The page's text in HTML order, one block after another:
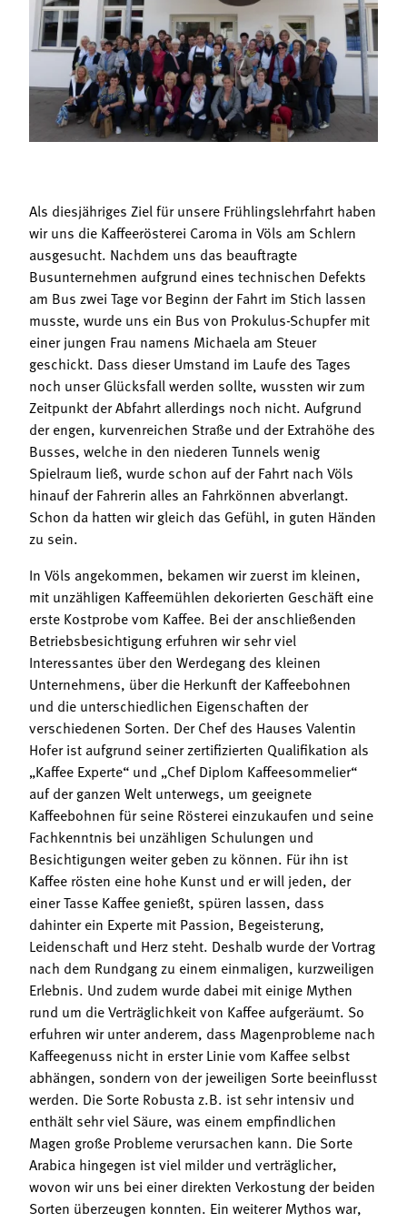
Mitgliedschaft
Landessekretariat
Bäuerliche Buffets
Hofgeschichten
Als diesjähriges Ziel für unsere Frühlingslehrfahrt haben
wir uns die Kaffeerösterei Caroma in Völs am Schlern
ausgesucht. Nachdem uns das beauftragte
Busunternehmen aufgrund eines technischen Defekts
am Bus zwei Tage vor Beginn der Fahrt im Stich lassen
musste, wurde uns ein Bus von Prokulus-Schupfer mit
einer jungen Frau namens Michaela am Steuer
geschickt. Dass dieser Umstand im Laufe des Tages
noch unser Glücksfall werden sollte, wussten wir zum
Zeitpunkt der Abfahrt allerdings noch nicht. Aufgrund
der engen, kurvenreichen Straße und der Extrahöhe des
Busses, welche in den niederen Tunnels wenig
Spielraum ließ, wurde schon auf der Fahrt nach Völs
hinauf der Fahrerin alles an Fahrkönnen abverlangt.
Schon da hatten wir gleich das Gefühl, in guten Händen
zu sein.
In Völs angekommen, bekamen wir zuerst im kleinen,
mit unzähligen Kaffeemühlen dekorierten Geschäft eine
erste Kostprobe vom Kaffee. Bei der anschließenden
Betriebsbesichtigung erfuhren wir sehr viel
Interessantes über den Werdegang des kleinen
Unternehmens, über die Herkunft der Kaffeebohnen
und die unterschiedlichen Eigenschaften der
verschiedenen Sorten. Der Chef des Hauses Valentin
Hofer ist aufgrund seiner zertifizierten Qualifikation als
„Kaffee Experte“ und „Chef Diplom Kaffeesommelier“
auf der ganzen Welt unterwegs, um geeignete
Kaffeebohnen für seine Rösterei einzukaufen und seine
Fachkenntnis bei unzähligen Schulungen und
Besichtigungen weiter geben zu können. Für ihn ist
Kaffee rösten eine hohe Kunst und er will jeden, der
einer Tasse Kaffee genießt, spüren lassen, dass
dahinter ein Experte mit Passion, Begeisterung,
Leidenschaft und Herz steht. Deshalb wurde der Vortrag
nach dem Rundgang zu einem einmaligen, kurzweiligen
Erlebnis. Und zudem wurde dabei mit einige Mythen
rund um die Verträglichkeit von Kaffee aufgeräumt. So
erfuhren wir unter anderem, dass Magenprobleme nach
Kaffeegenuss nicht in erster Linie vom Kaffee selbst
abhängen, sondern von der jeweiligen Sorte beeinflusst
werden. Die Sorte Robusta z.B. ist sehr intensiv und
enthält sehr viel Säure, was einem empfindlichen
Magen große Probleme verursachen kann. Die Sorte
Arabica hingegen ist viel milder und verträglicher,
wovon wir uns bei einer direkten Verkostung der beiden
Sorten überzeugen konnten. Ein weiterer Mythos war,